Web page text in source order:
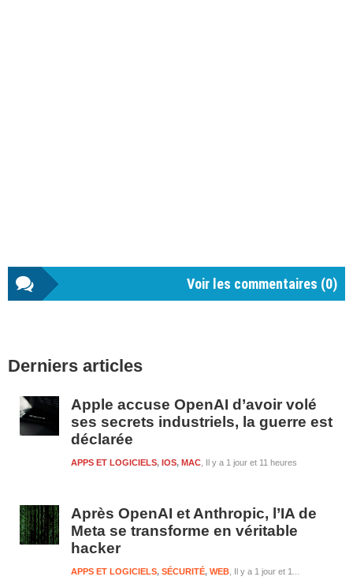
Voir les commentaires (0)
latérale
Derniers articles
Apple accuse OpenAI d’avoir volé
ses secrets industriels, la guerre est
déclarée
Il y a 1 jour et 11 heures
APPS ET LOGICIELS, IOS, MAC
Après OpenAI et Anthropic, l’IA de
Meta se transforme en véritable
hacker
Il y a 1 jour et 11 heures
APPS ET LOGICIELS, SÉCURITÉ, WEB